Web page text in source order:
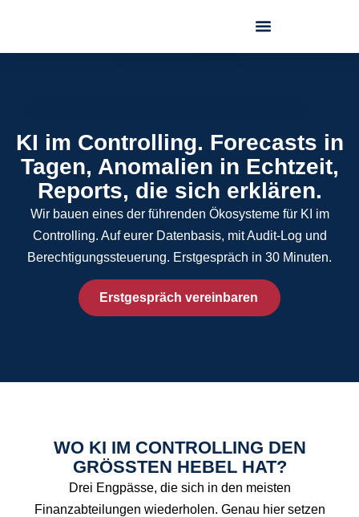
KI im Controlling. Forecasts in
Tagen, Anomalien in Echtzeit,
Reports, die sich erklären.
Wir bauen eines der führenden Ökosysteme für KI im
Controlling. Auf eurer Datenbasis, mit Audit-Log und
Berechtigungssteuerung. Erstgespräch in 30 Minuten.
Erstgespräch vereinbaren
WO KI IM CONTROLLING DEN
GRÖSSTEN HEBEL HAT?
Drei Engpässe, die sich in den meisten
Finanzabteilungen wiederholen. Genau hier setzen